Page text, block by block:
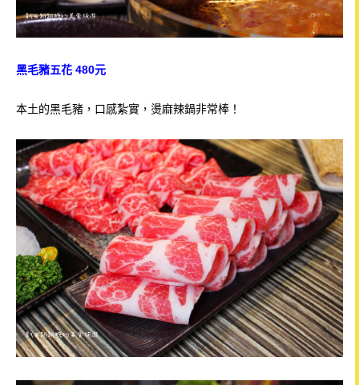
黑毛豬五花 480元
本土的黑毛豬，口感紮實，燙麻辣鍋非常棒！